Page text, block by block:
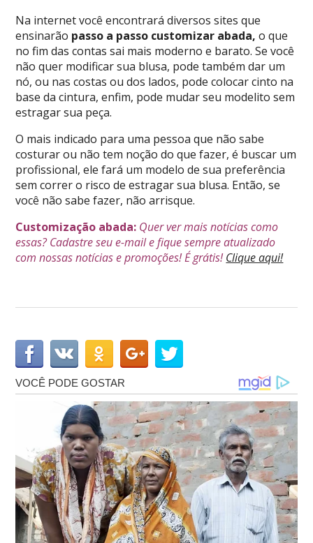
Na internet você encontrará diversos sites que
ensinarão passo a passo customizar abada,o que
no fim das contas sai mais moderno e barato. Se você
não quer modificar sua blusa, pode também dar um
nó, ou nas costas ou dos lados, pode colocar cinto na
base da cintura, enfim, pode mudar seu modelito sem
estragar sua peça.
O mais indicado para uma pessoa que não sabe
costurar ou não tem noção do que fazer, é buscar um
profissional, ele fará um modelo de sua preferência
sem correr o risco de estragar sua blusa. Então, se
você não sabe fazer, não arrisque.
Customização abada: Quer ver mais notícias como
essas? Cadastre seu e-mail e fique sempre atualizado
com nossas notícias e promoções! É grátis!Clique aqui!